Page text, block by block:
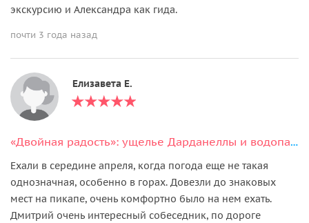
экскурсию и Александра как гида.
почти 3 года назад
Елизавета Е.
«Двойная радость»: ущелье Дарданеллы и водопад Неожиданный (Горбатый)
Ехали в середине апреля, когда погода еще не такая
однозначная, особенно в горах. Довезли до знаковых
мест на пикапе, очень комфортно было на нем ехать.
Дмитрий очень интересный собеседник, по дороге